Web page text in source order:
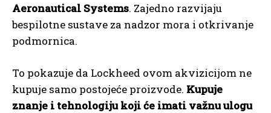
Aeronautical Systems. Zajedno razvijaju
bespilotne sustave za nadzor mora i otkrivanje
podmornica.
To pokazuje da Lockheed ovom akvizicijom ne
kupuje samo postojeće proizvode. Kupuje
znanje i tehnologiju koji će imati važnu ulogu